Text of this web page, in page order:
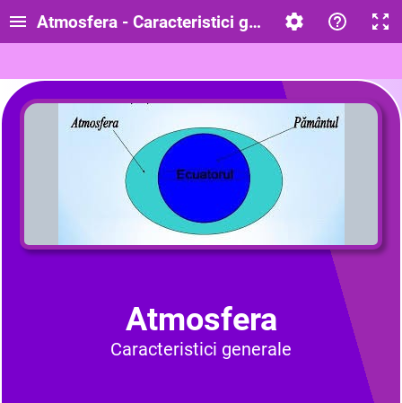
Atmosfera - Caracteristici generale
Atmosfera
Caracteristici generale